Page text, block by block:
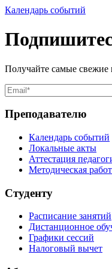
Календарь событий
Получайте самые
Преподавателю
Календарь событий
Локальные акты
Аттестация
Методическая
Студенту
Расписание занятий
Дистанционное
Графики сессий
Налоговый вычет